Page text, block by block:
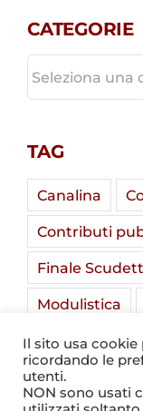
CATEGORIE
TAG
Canalina
Contributi
Finale
Modulistica
Soladria Serie
Summer Camp
Il sito usa cookie
ricordando le
utenti.
NON sono usati